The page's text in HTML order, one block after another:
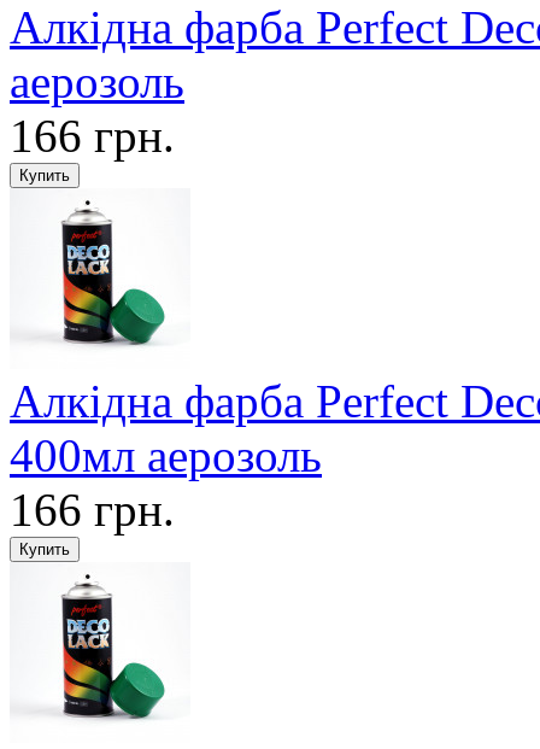
Алкідна фарба Perfect
аерозоль
166 грн.
Алкідна фарба Perfect
400мл аерозоль
166 грн.